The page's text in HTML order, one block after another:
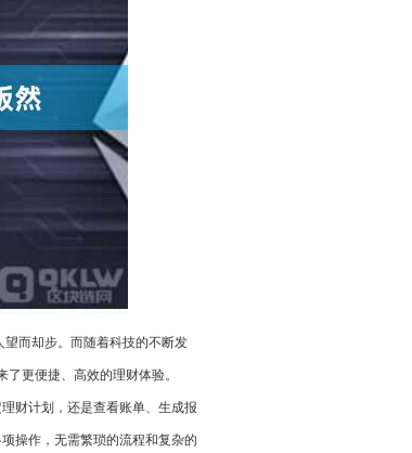
而却步。而随着科技的不断发
更便捷、高效的理财体验。
财计划，还是查看账单、生成报
操作，无需繁琐的流程和复杂的